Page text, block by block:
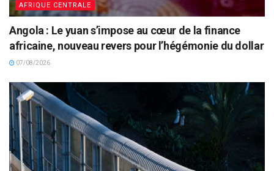
AFRIQUE CENTRALE
Angola : Le yuan s’impose au cœur de la finance
africaine, nouveau revers pour l’hégémonie du dollar
07/08/2026